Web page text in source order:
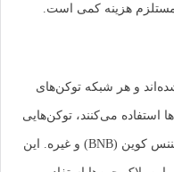
هزینه کمی است.
و هر شبکه توکن‌های
می‌کنند، توکن‌هایی
نظیرِ: اتریوم (ETH)، پالیگان (MATIC)، بایننس کوین (BNB) و غیره. این